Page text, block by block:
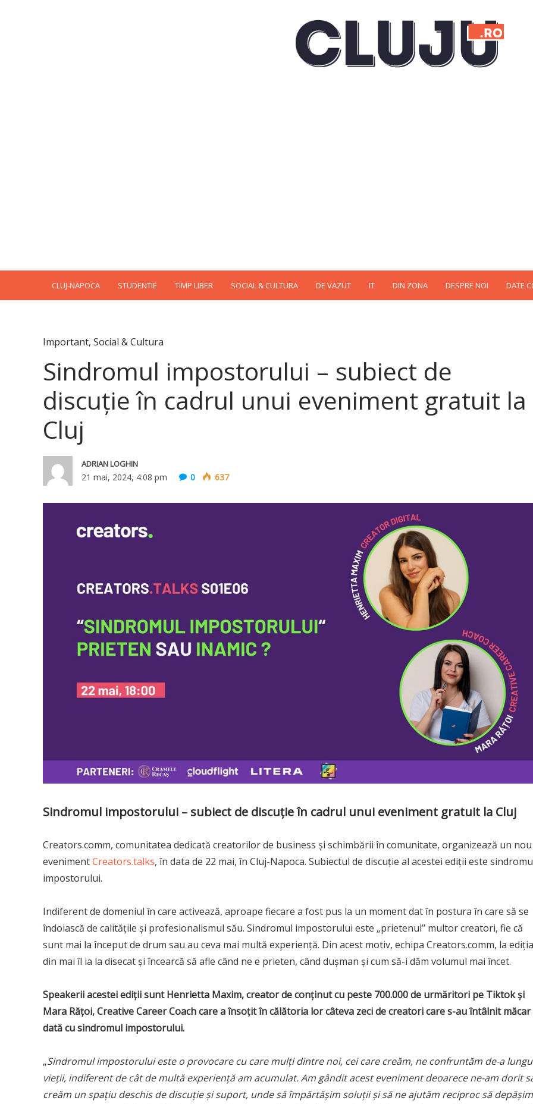
CLUJ-NAPOCA STUDENTIE TIMP LIBER SOCIAL & CULTURA DE VAZUT IT DIN ZONA DESPRE NOI DATE
Important, Social & Cultura
Sindromul impostorului – subiect de
discuție în cadrul unui eveniment gratuit la
Cluj
ADRIAN LOGHIN
21 mai, 2024, 4:08 pm 0 637
Sindromul impostorului – subiect de discuție în cadrul unui eveniment gratuit la Cluj
Creators.comm, comunitatea dedicată creatorilor de business și schimbării în comunitate, organizează un nou
evenimentCreators.talks, în data de 22 mai, în Cluj-Napoca. Subiectul de discuție al acestei ediții este
impostorului.
Indiferent de domeniul în care activează, aproape fiecare a fost pus la un moment dat în postura în care să se
îndoiască de calitățile și profesionalismul său. Sindromul impostorului este „prietenul’’ multor creatori, fie că
sunt mai la început de drum sau au ceva mai multă experiență. Din acest motiv, echipa Creators.comm, la ediția
din mai îl ia la disecat și încearcă să afle când ne e prieten, când dușman și cum să-i dăm volumul mai încet.
Speakerii acestei ediții sunt Henrietta Maxim, creator de conținut cu peste 700.000 de urmăritori pe Tiktok și
Mara Rățoi, Creative Career Coach care a însoțit în călătoria lor câteva zeci de creatori care s-au întâlnit măcar
dată cu sindromul impostorului.
„Sindromul impostorului este o provocare cu care mulți dintre noi, cei care creăm, ne confruntăm de-a
vieții, indiferent de cât de multă experiență am acumulat. Am gândit acest eveniment deoarece ne-am dorit
creăm un spațiu deschis de discuție și suport, unde să împărtășim soluții și să ne ajutăm reciproc să depășim